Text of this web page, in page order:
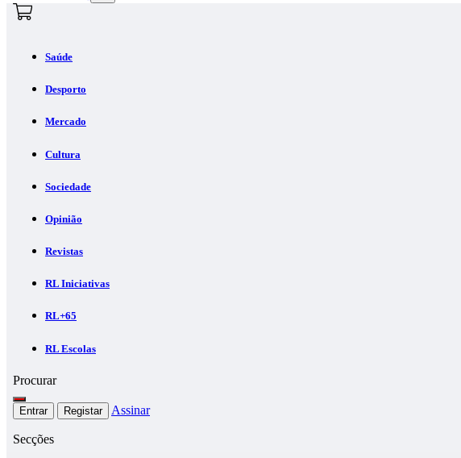
Saúde
Desporto
Mercado
Cultura
Sociedade
Opinião
Revistas
RL Iniciativas
RL+65
RL Escolas
Procurar
Entrar Registar Assinar
Secções